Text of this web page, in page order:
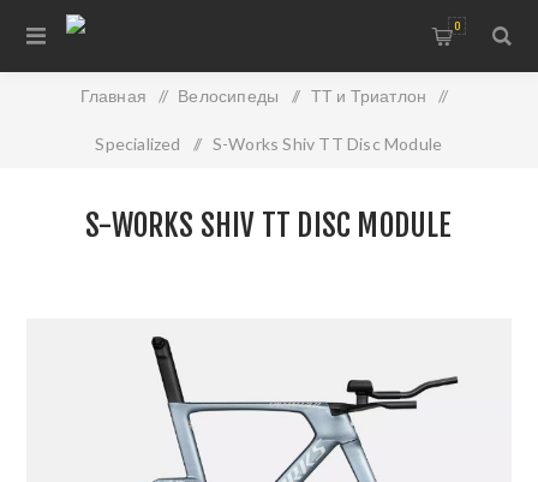
0
Главная / Велосипеды / ТТ и Триатлон /
Specialized / S-Works Shiv TT Disc Module
S-WORKS SHIV TT DISC MODULE